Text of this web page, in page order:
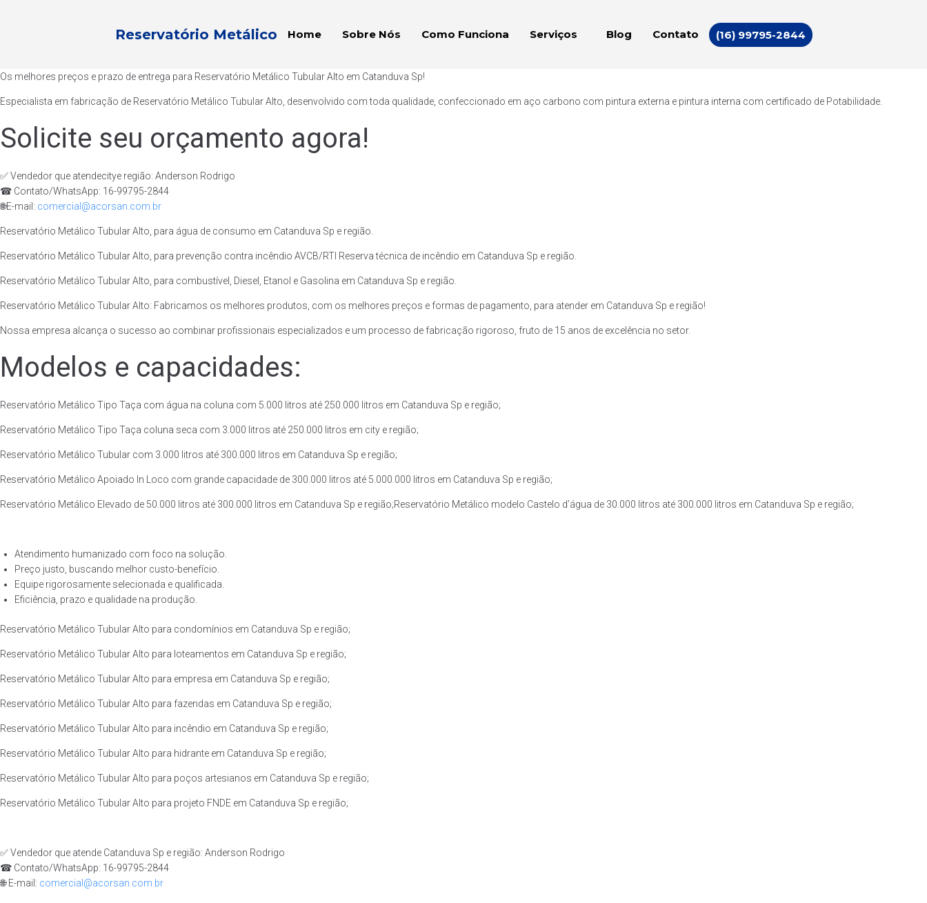
Reservatório Metálico Home Sobre Nós Como Funciona Serviços Blog Contato (16) 99795-2844
Os melhores preços e prazo de entrega para Reservatório Metálico Tubular Alto em Catanduva Sp!
Especialista em fabricação de Reservatório Metálico Tubular Alto, desenvolvido com toda qualidade, confeccionado em aço carbono com pintura externa e pintura interna com certificado de Potabilidade.
Solicite seu orçamento agora!
✅ Vendedor que atendecitye região: Anderson Rodrigo
☎ Contato/WhatsApp: 16-99795-2844
🌐E-mail: comercial@acorsan.com.br
Reservatório Metálico Tubular Alto, para água de consumo em Catanduva Sp e região.
Reservatório Metálico Tubular Alto, para prevenção contra incêndio AVCB/RTI Reserva técnica de incêndio em Catanduva Sp e região.
Reservatório Metálico Tubular Alto, para combustível, Diesel, Etanol e Gasolina em Catanduva Sp e região.
Reservatório Metálico Tubular Alto: Fabricamos os melhores produtos, com os melhores preços e formas de pagamento, para atender em Catanduva Sp e região!
Nossa empresa alcança o sucesso ao combinar profissionais especializados e um processo de fabricação rigoroso, fruto de 15 anos de excelência no setor.
Modelos e capacidades:
Reservatório Metálico Tipo Taça com água na coluna com 5.000 litros até 250.000 litros em Catanduva Sp e região;
Reservatório Metálico Tipo Taça coluna seca com 3.000 litros até 250.000 litros em city e região;
Reservatório Metálico Tubular com 3.000 litros até 300.000 litros em Catanduva Sp e região;
Reservatório Metálico Apoiado In Loco com grande capacidade de 300.000 litros até 5.000.000 litros em Catanduva Sp e região;
Reservatório Metálico Elevado de 50.000 litros até 300.000 litros em Catanduva Sp e região;Reservatório Metálico modelo Castelo d’água de 30.000 litros até 300.000 litros em Catanduva Sp e região;
Atendimento humanizado com foco na solução.
Preço justo, buscando melhor custo-benefício.
Equipe rigorosamente selecionada e qualificada.
Eficiência, prazo e qualidade na produção.
Reservatório Metálico Tubular Alto para condomínios em Catanduva Sp e região;
Reservatório Metálico Tubular Alto para loteamentos em Catanduva Sp e região;
Reservatório Metálico Tubular Alto para empresa em Catanduva Sp e região;
Reservatório Metálico Tubular Alto para fazendas em Catanduva Sp e região;
Reservatório Metálico Tubular Alto para incêndio em Catanduva Sp e região;
Reservatório Metálico Tubular Alto para hidrante em Catanduva Sp e região;
Reservatório Metálico Tubular Alto para poços artesianos em Catanduva Sp e região;
Reservatório Metálico Tubular Alto para projeto FNDE em Catanduva Sp e região;
✅ Vendedor que atende Catanduva Sp e região: Anderson Rodrigo
☎ Contato/WhatsApp: 16-99795-2844
🌐 E-mail: comercial@acorsan.com.br